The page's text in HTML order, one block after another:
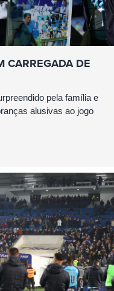
CARREGADA DE
pela família e
alusivas ao jogo